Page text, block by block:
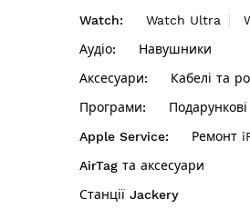
Watch:
Watch Ultra
Аудіо:
Навушники
Аксесуари:
Кабелі та
Програми:
Apple Service:
Ремонт
AirTag та аксесуари
Станції Jackery